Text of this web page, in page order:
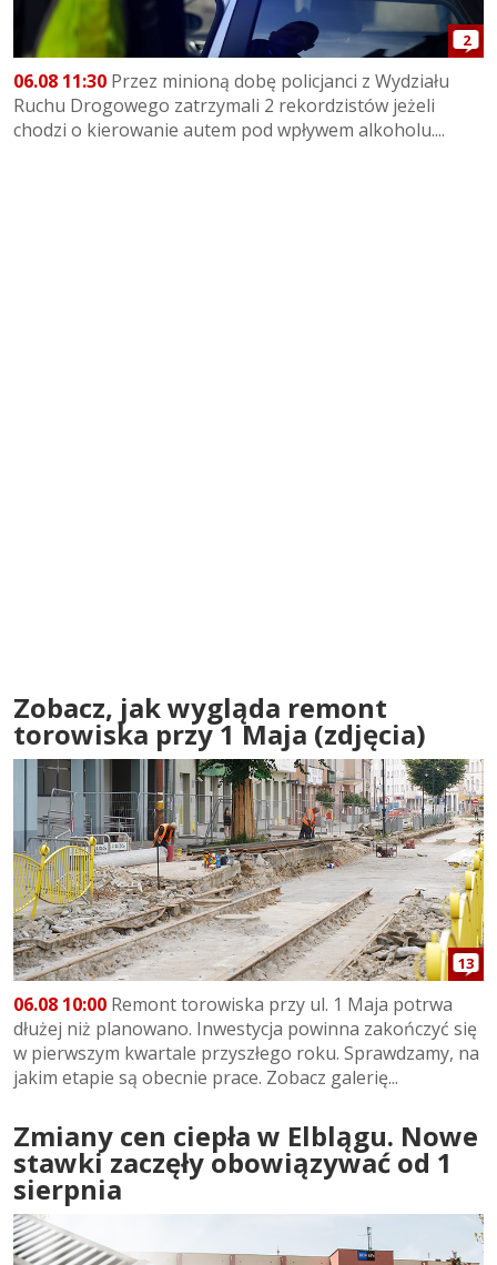
2
06.08 11:30 Przez minioną dobę policjanci z Wydziału
Ruchu Drogowego zatrzymali 2 rekordzistów jeżeli
chodzi o kierowanie autem pod wpływem alkoholu....
Zobacz, jak wygląda remont
torowiska przy 1 Maja (zdjęcia)
13
06.08 10:00 Remont torowiska przy ul. 1 Maja potrwa
dłużej niż planowano. Inwestycja powinna zakończyć się
w pierwszym kwartale przyszłego roku. Sprawdzamy, na
jakim etapie są obecnie prace. Zobacz galerię...
Zmiany cen ciepła w Elblągu. Nowe
stawki zaczęły obowiązywać od 1
sierpnia